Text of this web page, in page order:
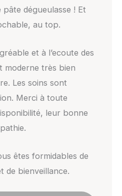
pâte dégueulasse ! Et
au top.
et à l’ecoute des
moderne très bien
Les soins sont
Merci à toute
leur bonne
êtes formidables de
de bienveillance.